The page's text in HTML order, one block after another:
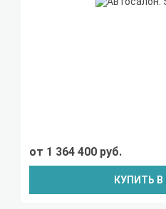
от 1 364 400 руб.
КУПИТЬ